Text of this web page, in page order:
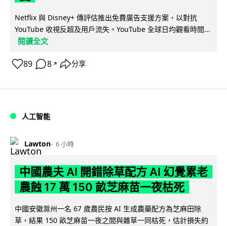
Netflix 與 Disney+ 傳評估推出免費廣告支援方案，以對抗
YouTube 收視反超及用戶流失。YouTube 全球日均觀看時間...
閱讀全文
89 8 ↗ 分享
人工智能
Lawton 6 小時
中國農夫 AI 開錯除草配方 AI 幻覺累老
農蝕 17 萬 150 畝芝麻苗一夜枯死
中國安徽滁州一名 67 歲農民按 AI 生成農藥配方為芝麻田除
草，結果 150 畝芝麻苗一夜之間與雜草一同枯死，估計損失約